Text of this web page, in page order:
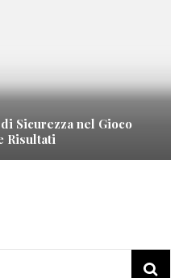
Sicurezza nel Gioco
Risultati